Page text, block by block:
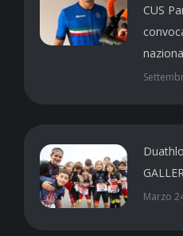
CUS
Marzo